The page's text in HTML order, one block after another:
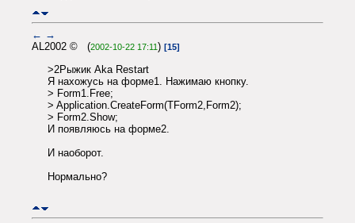
← →
AL2002 © (2002-10-22 17:11 ) [15]
>2Рыжик Aka Restart
Я нахожусь на форме1. Нажимаю кнопку.
> Form1.Free;
> Application.CreateForm(TForm2,Form2);
> Form2.Show;
И появляюсь на форме2.
И наоборот.
Нормально?